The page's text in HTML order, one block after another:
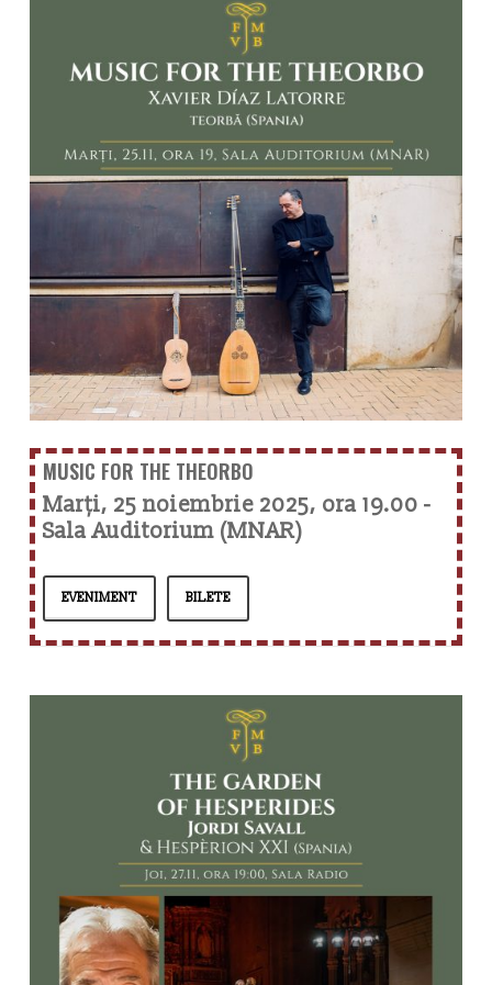
MUSIC FOR THE THEORBO
Marți, 25 noiembrie 2025, ora 19.00 -
Sala Auditorium (MNAR)
EVENIMENT BILETE